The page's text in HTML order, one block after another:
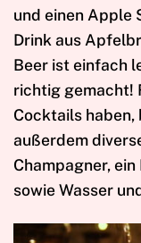
und einen Apple
Drink aus
Beer ist einfach
richtig gemacht!
Cocktails
außerdem
Champagner,
sowie Wasser